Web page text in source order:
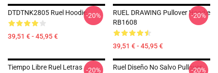
DTDTNK2805 Ruel Hoodie
39,51 € - 45,95 €
-20%
RUEL DRAWING Pullover Hoodie
RB1608
39,51 € - 45,95 €
-20%
Tiempo Libre Ruel Letras -20%
Ruel Diseño No Salvo Pullover
-20%